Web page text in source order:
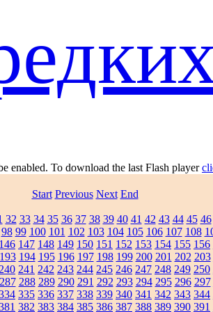
enabled. To download the last Flash player
Start Previous Next End
32 33 34 35 36 37 38 39 40 41 42 43 44 45 46
98 99 100 101 102 103 104 105 106 107 108
146 147 148 149 150 151 152 153 154 155 156
193 194 195 196 197 198 199 200 201 202 203
240 241 242 243 244 245 246 247 248 249 250
287 288 289 290 291 292 293 294 295 296 297
335 336 337 338 339 340 341 342 343 344
382 383 384 385 386 387 388 389 390 391